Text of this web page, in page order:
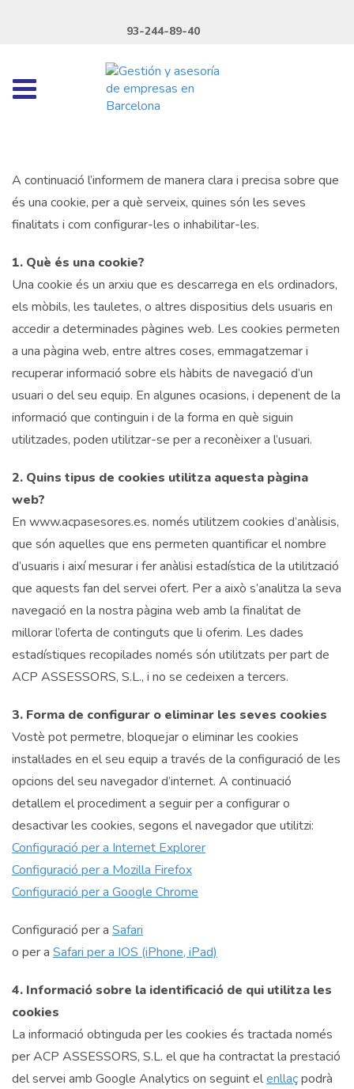
93-244-89-40
A continuació l’informem de manera clara i precisa sobre que
és una cookie, per a què serveix, quines són les seves
finalitats i com configurar-les o inhabilitar-les.
1. Què és una cookie?
Una cookie és un arxiu que es descarrega en els ordinadors,
els mòbils, les tauletes, o altres dispositius dels usuaris en
accedir a determinades pàgines web. Les cookies permeten
a una pàgina web, entre altres coses, emmagatzemar i
recuperar informació sobre els hàbits de navegació d’un
usuari o del seu equip. En algunes ocasions, i depenent de la
informació que continguin i de la forma en què siguin
utilitzades, poden utilitzar-se per a reconèixer a l’usuari.
2. Quins tipus de cookies utilitza aquesta pàgina
web?
En www.acpasesores.es. només utilitzem cookies d’anàlisis,
que són aquelles que ens permeten quantificar el nombre
d’usuaris i així mesurar i fer anàlisi estadística de la utilització
que aquests fan del servei ofert. Per a això s’analitza la seva
navegació en la nostra pàgina web amb la finalitat de
millorar l’oferta de continguts que li oferim. Les dades
estadístiques recopilades només són utilitzats per part de
ACP ASSESSORS, S.L., i no se cedeixen a tercers.
3. Forma de configurar o eliminar les seves cookies
Vostè pot permetre, bloquejar o eliminar les cookies
instal·lades en el seu equip a través de la configuració de les
opcions del seu navegador d’internet. A continuació
detallem el procediment a seguir per a configurar o
desactivar les cookies, segons el navegador que utilitzi:
Configuració per a Internet Explorer
Configuració per a Mozilla Firefox
Configuració per a Google Chrome
Configuració per a Safari
o per a Safari per a IOS (iPhone, iPad)
4. Informació sobre la identificació de qui utilitza les
cookies
La informació obtinguda per les cookies és tractada només
per ACP ASSESSORS, S.L. el que ha contractat la prestació
del servei amb Google Analytics on seguint elenllaçpodrà